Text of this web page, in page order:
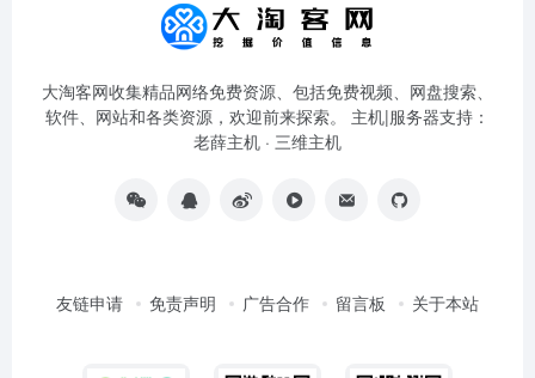
大淘客网收集精品网络免费资源、包括免费视频、网盘搜索、
软件、网站和各类资源，欢迎前来探索。 主机|服务器支持：
老薛主机 · 三维主机
友链申请 免责声明 广告合作 留言板 关于本站